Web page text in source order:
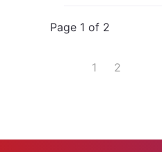
Page 1 of 2
1 2